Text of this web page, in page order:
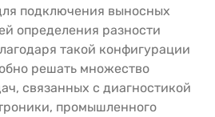
подключения выносных
определения разности
такой конфигурации
решать множество
связанных с диагностикой
промышленного